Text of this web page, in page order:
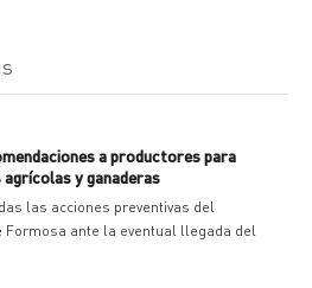
a productores para
y ganaderas
las acciones preventivas del
Formosa ante la eventual llegada del